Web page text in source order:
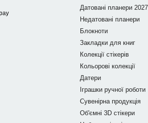
Датовані планери 2027
Недатовані планери
Блокноти
Закладки для книг
Колекції стікерів
Кольорові колекції
Датери
Іграшки ручної роботи
Сувенірна продукція
Об'ємні 3D стікери